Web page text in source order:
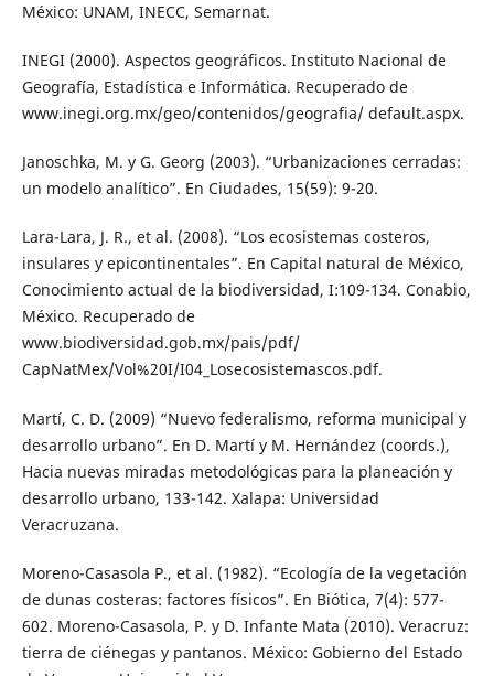
México: UNAM, INECC, Semarnat.
INEGI (2000). Aspectos geográficos. Instituto Nacional de
Geografía, Estadística e Informática. Recuperado de
www.inegi.org.mx/geo/contenidos/geografia/ default.aspx.
Janoschka, M. y G. Georg (2003). “Urbanizaciones cerradas:
un modelo analítico”. En Ciudades, 15(59): 9-20.
Lara-Lara, J. R., et al. (2008). “Los ecosistemas costeros,
insulares y epicontinentales”. En Capital natural de México,
Conocimiento actual de la biodiversidad, I:109-134. Conabio,
México. Recuperado de
www.biodiversidad.gob.mx/pais/pdf/
CapNatMex/Vol%20I/I04_Losecosistemascos.pdf.
Martí, C. D. (2009) “Nuevo federalismo, reforma municipal y
desarrollo urbano”. En D. Martí y M. Hernández (coords.),
Hacia nuevas miradas metodológicas para la planeación y
desarrollo urbano, 133-142. Xalapa: Universidad
Veracruzana.
Moreno-Casasola P., et al. (1982). “Ecología de la vegetación
de dunas costeras: factores físicos”. En Biótica, 7(4): 577-
602. Moreno-Casasola, P. y D. Infante Mata (2010). Veracruz:
tierra de ciénegas y pantanos. México: Gobierno del Estado